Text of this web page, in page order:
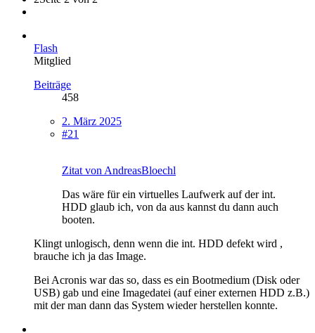
Flash
Mitglied
Beiträge
458
2. März 2025
#21
Zitat von AndreasBloechl
Das wäre für ein virtuelles Laufwerk auf der int.
HDD glaub ich, von da aus kannst du dann auch
booten.
Klingt unlogisch, denn wenn die int. HDD defekt wird ,
brauche ich ja das Image.
Bei Acronis war das so, dass es ein Bootmedium (Disk oder
USB) gab und eine Imagedatei (auf einer externen HDD z.B.)
mit der man dann das System wieder herstellen konnte.